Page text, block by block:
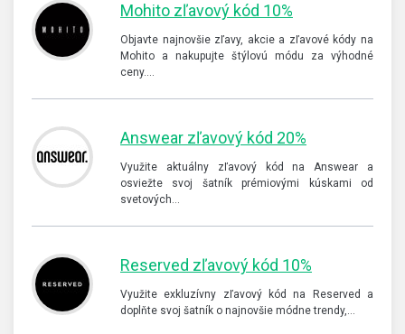
Mohito zľavový kód 10%
Objavte najnovšie zľavy, akcie a zľavové kódy na
Mohito a nakupujte štýlovú módu za výhodné
ceny.…
Answear zľavový kód 20%
Využite aktuálny zľavový kód na Answear a
osviežte svoj šatník prémiovými kúskami od
svetových…
Reserved zľavový kód 10%
Využite exkluzívny zľavový kód na Reserved a
doplňte svoj šatník o najnovšie módne trendy,…